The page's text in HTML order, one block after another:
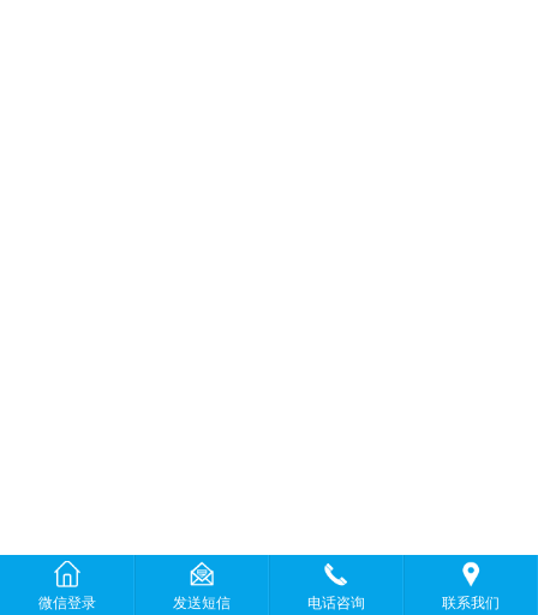
微信登录 发送短信 电话咨询 联系我们